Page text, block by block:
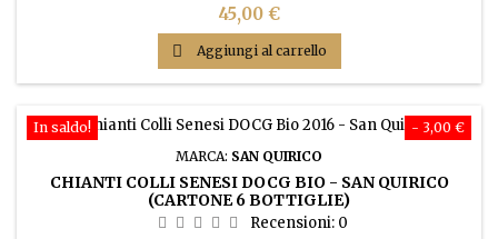
Prezzo
45,00 €
 Aggiungi al carrello
- 3,00 €
In saldo!
MARCA: SAN QUIRICO
CHIANTI COLLI SENESI DOCG BIO - SAN QUIRICO
(CARTONE 6 BOTTIGLIE)
Recensioni: 0